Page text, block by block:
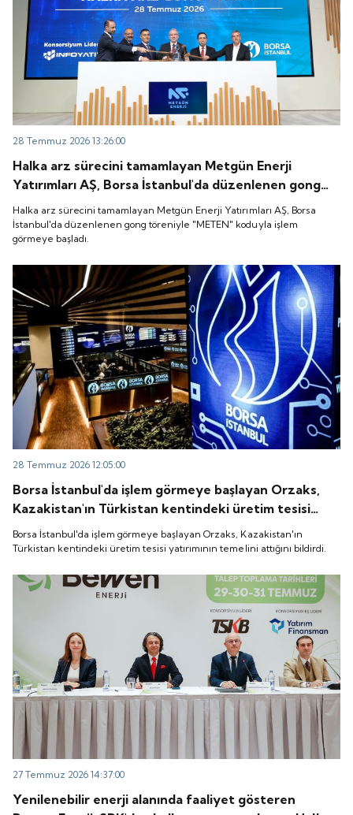
28 Temmuz 2026 13:26:00
Halka arz sürecini tamamlayan Metgün Enerji
Yatırımları AŞ, Borsa İstanbul'da düzenlenen gong
töreniyle "METEN" koduyla işlem görmeye başladı.
Halka arz sürecini tamamlayan Metgün Enerji Yatırımları AŞ, Borsa
İstanbul'da düzenlenen gong töreniyle "METEN" koduyla işlem
görmeye başladı.
28 Temmuz 2026 12:05:00
Borsa İstanbul'da işlem görmeye başlayan Orzaks,
Kazakistan'ın Türkistan kentindeki üretim tesisi
yatırımının temelini attığını bildirdi.
Borsa İstanbul'da işlem görmeye başlayan Orzaks, Kazakistan'ın
Türkistan kentindeki üretim tesisi yatırımının temelini attığını bildirdi.
27 Temmuz 2026 14:37:00
Yenilenebilir enerji alanında faaliyet gösteren